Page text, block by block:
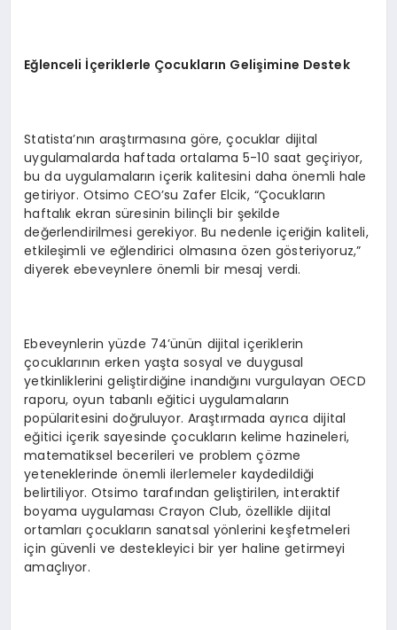
Eğlenceli İçeriklerle Çocukların Gelişimine Destek
Statista’nın araştırmasına göre, çocuklar dijital
uygulamalarda haftada ortalama 5-10 saat geçiriyor,
bu da uygulamaların içerik kalitesini daha önemli hale
getiriyor. Otsimo CEO’su Zafer Elcik, “Çocukların
haftalık ekran süresinin bilinçli bir şekilde
değerlendirilmesi gerekiyor. Bu nedenle içeriğin kaliteli,
etkileşimli ve eğlendirici olmasına özen gösteriyoruz,”
diyerek ebeveynlere önemli bir mesaj verdi.
Ebeveynlerin yüzde 74’ünün dijital içeriklerin
çocuklarının erken yaşta sosyal ve duygusal
yetkinliklerini geliştirdiğine inandığını vurgulayan OECD
raporu, oyun tabanlı eğitici uygulamaların
popülaritesini doğruluyor. Araştırmada ayrıca dijital
eğitici içerik sayesinde çocukların kelime hazineleri,
matematiksel becerileri ve problem çözme
yeteneklerinde önemli ilerlemeler kaydedildiği
belirtiliyor. Otsimo tarafından geliştirilen, interaktif
boyama uygulaması Crayon Club, özellikle dijital
ortamları çocukların sanatsal yönlerini keşfetmeleri
için güvenli ve destekleyici bir yer haline getirmeyi
amaçlıyor.